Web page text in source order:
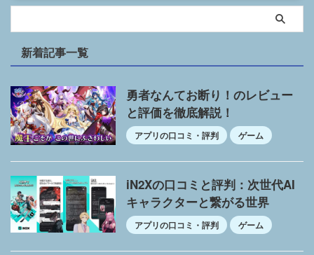
新着記事一覧
勇者なんてお断り！のレビュー
と評価を徹底解説！
アプリの口コミ・評判 ゲーム
iN2Xの口コミと評判：次世代AI
キャラクターと繋がる世界
アプリの口コミ・評判 ゲーム